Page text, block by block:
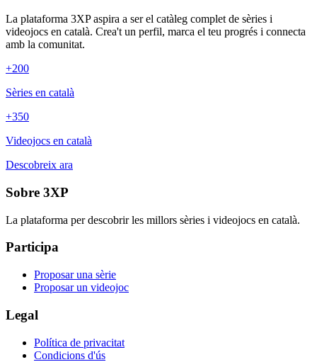
La plataforma 3XP aspira a ser el catàleg complet de sèries i
videojocs en català. Crea't un perfil, marca el teu progrés i connecta
amb la comunitat.
+200
Sèries en català
+350
Videojocs en català
Descobreix ara
Sobre 3XP
La plataforma per descobrir les millors sèries i videojocs en català.
Participa
Proposar una sèrie
Proposar un videojoc
Legal
Política de privacitat
Condicions d'ús